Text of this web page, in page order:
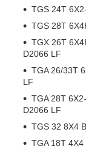
TGS 24T
TGS 28T
TGX 26T
D2066 LF
TGA 26/33T
LF
TGA 28T
D2066 LF
TGS 32 8X4
TGA 18T